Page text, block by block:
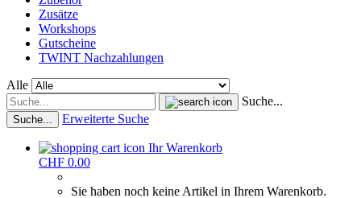
Zusätze
Workshops
Gutscheine
TWINT Nachzahlungen
Alle
Suche...
Suche... Erweiterte Suche
Ihr Warenkorb
CHF 0.00
Sie haben noch keine Artikel in Ihrem Warenkorb.